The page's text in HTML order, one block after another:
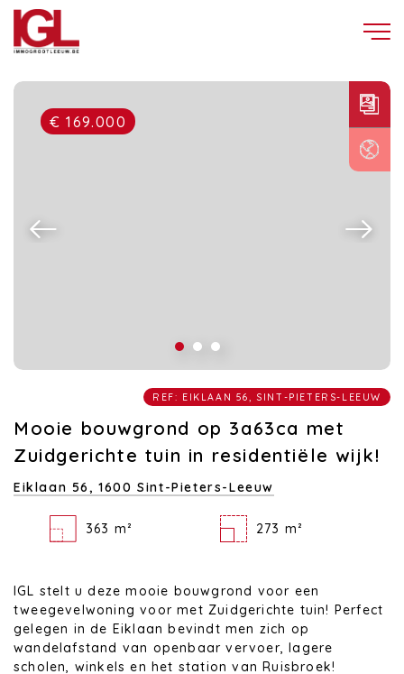
€ 169.000
REF: EIKLAAN 56, SINT-PIETERS-LEEUW
Mooie bouwgrond op 3a63ca met
Zuidgerichte tuin in residentiële wijk!
Eiklaan 56,1600 Sint-Pieters-Leeuw
363 m² 273 m²
IGL stelt u deze mooie bouwgrond voor een
tweegevelwoning voor met Zuidgerichte tuin! Perfect
gelegen in de Eiklaan bevindt men zich op
wandelafstand van openbaar vervoer, lagere
scholen, winkels en het station van Ruisbroek!